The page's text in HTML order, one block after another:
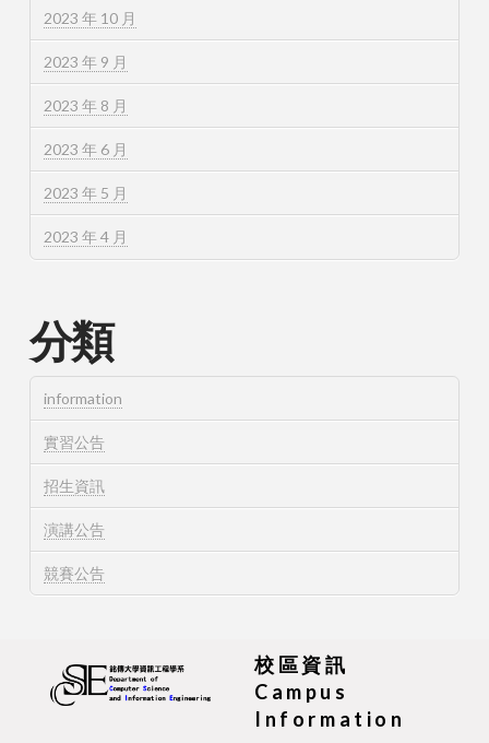
2023 年 10 月
2023 年 9 月
2023 年 8 月
2023 年 6 月
2023 年 5 月
2023 年 4 月
分類
information
實習公告
招生資訊
演講公告
競賽公告
校區資訊
Campus
Information